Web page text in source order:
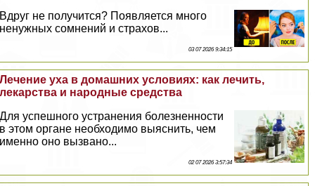
Вдруг не получится? Появляется много
ненужных сомнений и страхов...
03 07 2026 9:34:15
Лечение уха в домашних условиях: как лечить,
лекарства и народные средства
Для успешного устранения болезненности
в этом органе необходимо выяснить, чем
именно оно вызвано...
02 07 2026 3:57:34